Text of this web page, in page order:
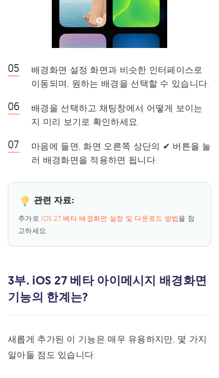
배경화면 설정 화면과 비슷한 인터페이스로
이동되며, 원하는 배경을 선택할 수 있습니다.
배경을 선택하고 채팅창에서 어떻게 보이는
지 미리 보기로 확인하세요.
마음에 들면, 화면 오른쪽 상단의 ✔ 버튼을 눌
러 배경화면을 적용하면 됩니다.
관련 자료:
추가로 iOS 27 베타 배경화면 설정 및 다운로드 방법을 참
고하세요.
3부. iOS 27 베타 아이메시지 배경화면
기능의 한계는?
새롭게 추가된 이 기능은 매우 유용하지만, 몇 가지
알아둘 점도 있습니다: